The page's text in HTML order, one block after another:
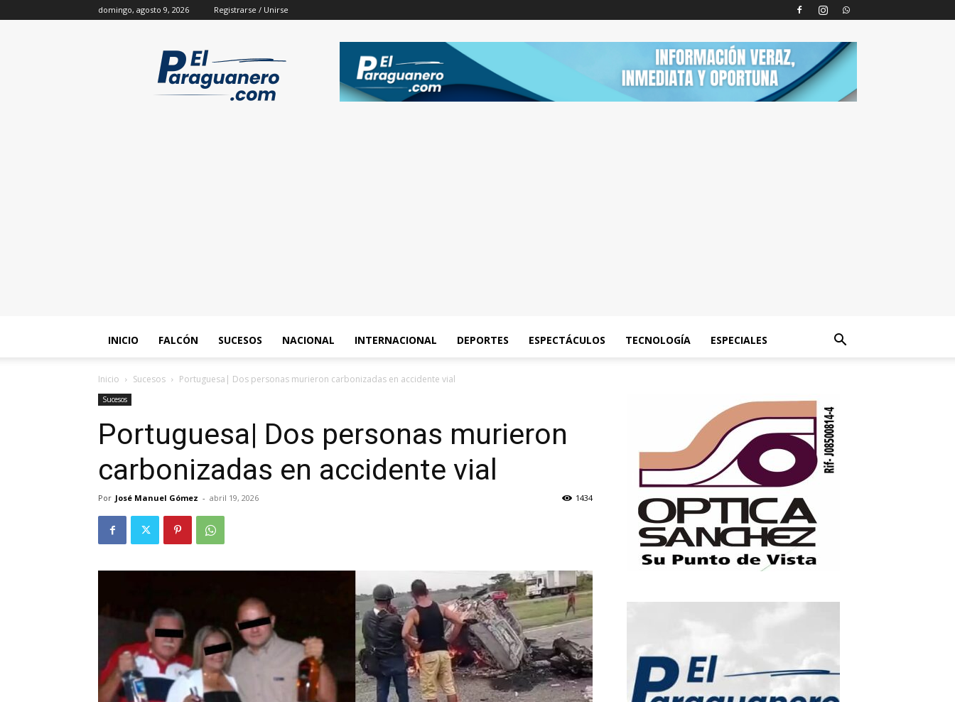
domingo, agosto 9, 2026 Registrarse / Unirse
INICIO FALCÓN SUCESOS NACIONAL INTERNACIONAL DEPORTES ESPECTÁCULOS TECNOLOGÍA ESPECIALES
Inicio Sucesos Portuguesa| Dos personas murieron carbonizadas en accidente vial
Sucesos
Portuguesa| Dos personas murieron
carbonizadas en accidente vial
Por José Manuel Gómez - abril 19, 2026 1434